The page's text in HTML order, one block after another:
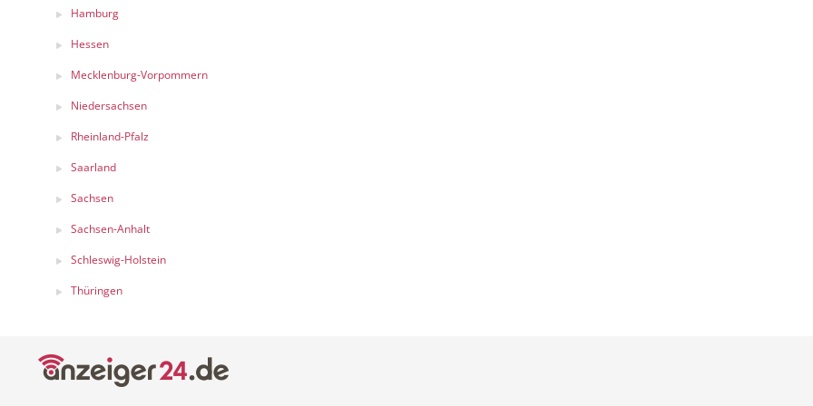
Hamburg
Hessen
Mecklenburg-Vorpommern
Niedersachsen
Rheinland-Pfalz
Saarland
Sachsen
Sachsen-Anhalt
Schleswig-Holstein
Thüringen